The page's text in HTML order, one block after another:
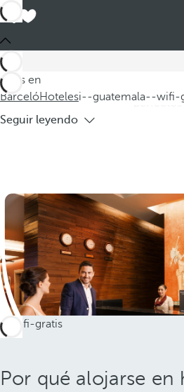
Estás en
BarcelóHotelesi--guatemala--wifi-
Descubra nuestros hoteles en
conectados durante su estancia.
perfectos
Seguir leyendo
Por qué alojarse en